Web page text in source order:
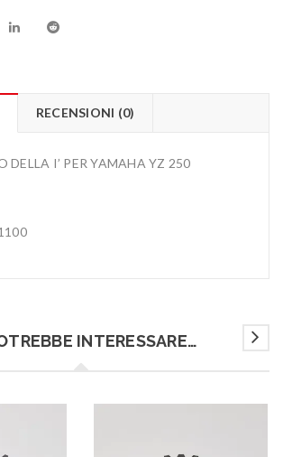
RECENSIONI (0)
DELLA I’ PER YAMAHA YZ 250
INTERESSARE…